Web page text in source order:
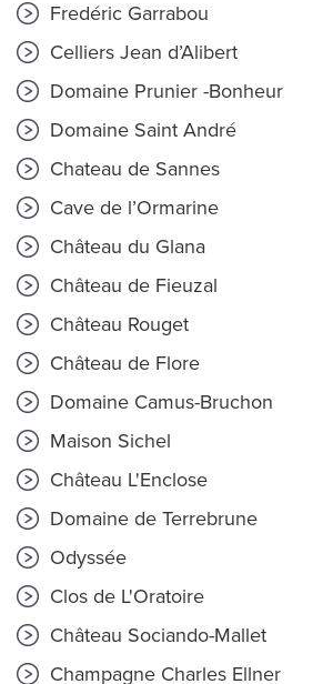
Fredéric Garrabou
Celliers Jean d’Alibert
Domaine Prunier -Bonheur
Domaine Saint André
Chateau de Sannes
Cave de l’Ormarine
Château du Glana
Château de Fieuzal
Château Rouget
Château de Flore
Domaine Camus-Bruchon
Maison Sichel
Château L'Enclose
Domaine de Terrebrune
Odyssée
Clos de L'Oratoire
Château Sociando-Mallet
Champagne Charles Ellner